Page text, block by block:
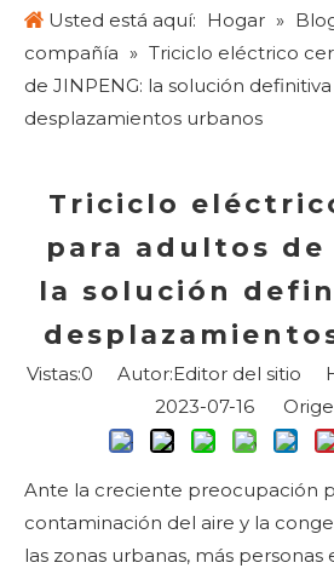
Usted está aquí: Hogar »
compañía » Triciclo eléctrico
de JINPENG: la solución
desplazamientos urbanos
Triciclo
para adultos de
la solución
Vistas:0 Autor:Editor del sitio
2023-07-16
Ante la creciente preocupación
contaminación del aire y la
las zonas urbanas, más